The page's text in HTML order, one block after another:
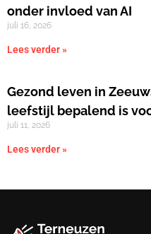
onder invloed van AI
juli 16, 2026
Lees verder »
Gezond leven in
leefstijl bepalend is
juli 11, 2026
Lees verder »